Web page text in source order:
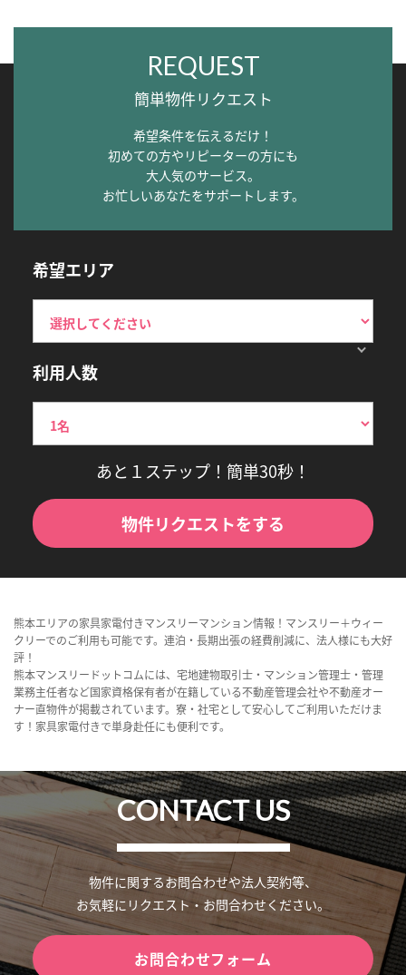
REQUEST
簡単物件リクエスト
希望条件を伝えるだけ！
初めての方やリピーターの方にも
大人気のサービス。
お忙しいあなたをサポートします。
希望エリア
利用人数
あと１ステップ！簡単30秒！
物件リクエストをする
熊本エリアの家具家電付きマンスリーマンション情報！マンスリー＋ウィー
クリーでのご利用も可能です。連泊・長期出張の経費削減に、法人様にも大好
評！
熊本マンスリードットコムには、宅地建物取引士・マンション管理士・管理
業務主任者など国家資格保有者が在籍している不動産管理会社や不動産オー
ナー直物件が掲載されています。寮・社宅として安心してご利用いただけま
す！家具家電付きで単身赴任にも便利です。
CONTACT US
物件に関するお問合わせや法人契約等、
お気軽にリクエスト・お問合わせください。
お問合わせフォーム